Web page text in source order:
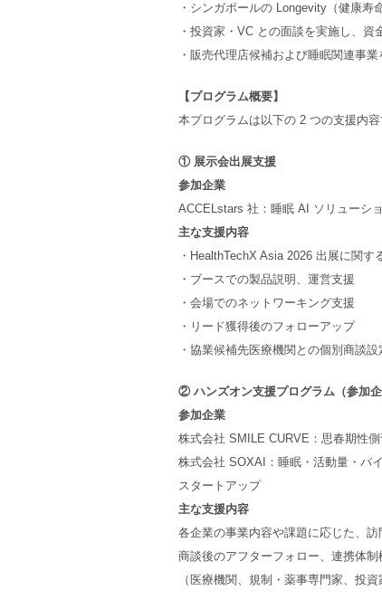
・シンガポールの Longevity（健康
・投資家・VC との面談を実施し、資
・販売代理店候補および睡眠関連事
【プログラム概要】
本プログラムは以下の 2 つの支援内容
① 展示会出展支援
参加企業
ACCELstars 社：睡眠 AI ソリューシ
主な支援内容
・HealthTechX Asia 2026 出展に関す
・ブースでの製品説明、運営支援
・会場でのネットワーキング支援
・リード獲得後のフォローアップ
・協業候補先医療機関との個別商談設
② ハンズオン支援プログラム（参加企
参加企業
株式会社 SMILE CURVE：思春期性
株式会社 SOXAI：睡眠・活動量・バ
スタートアップ
主な支援内容
各企業の事業内容や課題に応じた、
商談後のアフターフォロー、連携体制
（医療機関、規制・薬事専門家、投